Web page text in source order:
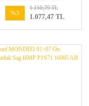
%3
1.077,47 TL
1.110,79 TL